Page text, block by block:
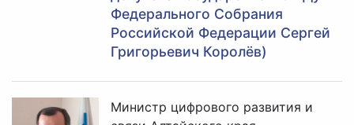
Федерального Собрания
Российской Федерации Сергей
Григорьевич Королёв)
Министр цифрового развития и